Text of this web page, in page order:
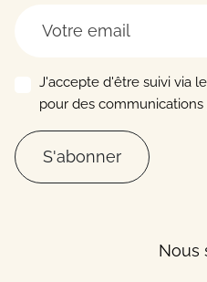
J'accepte d'être suivi via
pour des communications
S'abonner
Nous